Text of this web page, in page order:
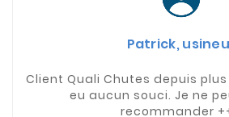
Patrick,
Client Quali Chutes depuis
eu aucun souci. Je ne
recommander